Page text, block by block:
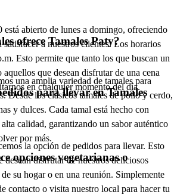
está abierto de lunes a domingo, ofreciendo
a nuestros clientes. Los horarios
Esto permite que tanto los que buscan un
que desean disfrutar de una cena
en cualquier momento del día.
ofrece Tamales Paty?
una amplia variedad de tamales para
Desde los clásicos tamales de pollo y cerdo,
y dulces. Cada tamal está hecho con
calidad, garantizando un sabor auténtico
por más.
para llevar en Tamales
la opción de pedidos para llevar. Esto
desean disfrutar de nuestros deliciosos
su hogar o en una reunión. Simplemente
contacto o visita nuestro local para hacer tu
opciones vegetarianas o